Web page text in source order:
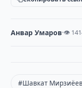
Анвар Умаров·👁
#Шавкат